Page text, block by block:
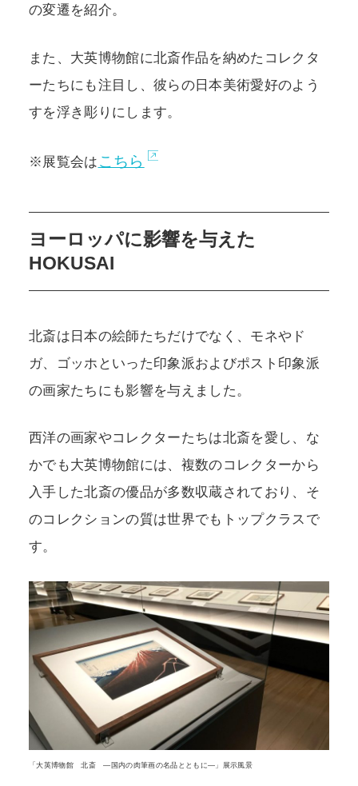
の変遷を紹介。
また、大英博物館に北斎作品を納めたコレクタ
ーたちにも注目し、彼らの日本美術愛好のよう
すを浮き彫りにします。
※展覧会は こちら
ヨーロッパに影響を与えた
HOKUSAI
北斎は日本の絵師たちだけでなく、モネやド
ガ、ゴッホといった印象派およびポスト印象派
の画家たちにも影響を与えました。
西洋の画家やコレクターたちは北斎を愛し、な
かでも大英博物館には、複数のコレクターから
入手した北斎の優品が多数収蔵されており、そ
のコレクションの質は世界でもトップクラスで
す。
「大英博物館 北斎 ―国内の肉筆画の名品とともに―」展示風景